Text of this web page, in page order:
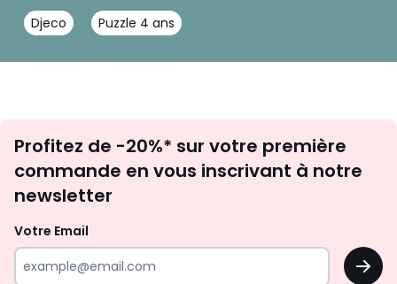
Djeco Puzzle 4 ans
newsletter
Profitez de -20%* sur votre première
commande en vous inscrivant à notre
newsletter
Votre Email
OK